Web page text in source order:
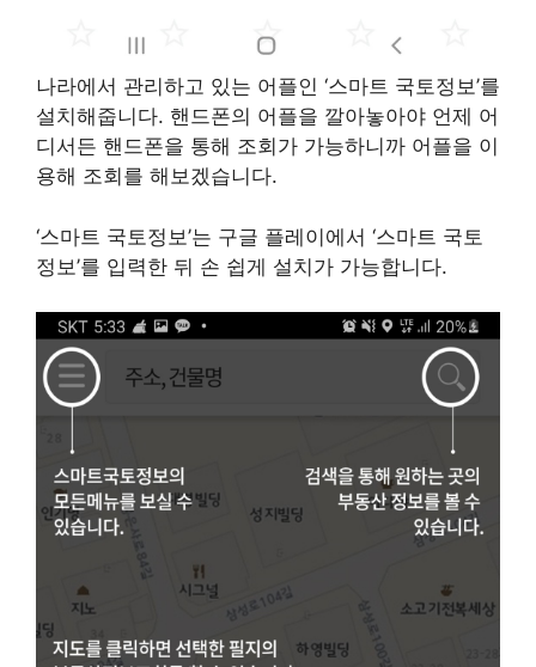
나라에서 관리하고 있는 어플인 ‘스마트 국토정보’를
설치해줍니다. 핸드폰의 어플을 깔아놓아야 언제 어
디서든 핸드폰을 통해 조회가 가능하니까 어플을 이
용해 조회를 해보겠습니다.
‘스마트 국토정보’는 구글 플레이에서 ‘스마트 국토
정보’를 입력한 뒤 손 쉽게 설치가 가능합니다.